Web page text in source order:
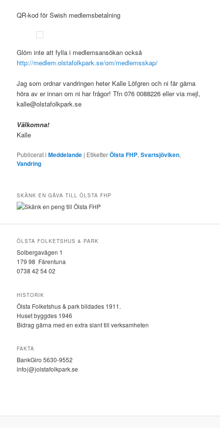
QR-kod för Swish medlemsbetalning
Glöm inte att fylla i medlemsansökan också
http://medlem.olstafolkpark.se/om/medlemsskap/
Jag som ordnar vandringen heter Kalle Löfgren och ni får gärna
höra av er innan om ni har frågor! Tfn 076 0088226 eller via mejl,
kalle@olstafolkpark.se
Välkomna!
Kalle
Publicerat i Meddelande | EtiketterÖlsta FHP,Svartsjöviken,
Vandring
SKÄNK EN GÅVA TILL ÖLSTA FHP
ÖLSTA FOLKETSHUS & PARK
Solbergavägen 1
179 98 Färentuna
0738 42 54 02
HISTORIK
Ölsta Folketshus & park bildades 1911.
Huset byggdes 1946
Bidrag gärna med en extra slant till verksamheten
FAKTA
BankGiro 5630-9552
info(@)olstafolkpark.se